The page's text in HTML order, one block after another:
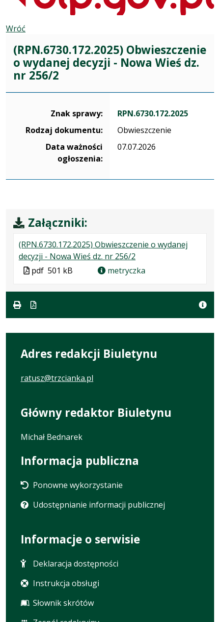
Wróć
(RPN.6730.172.2025) Obwieszczenie
o wydanej decyzji - Nowa Wieś dz.
nr 256/2
Znak sprawy:
RPN.6730.172.2025
Rodzaj dokumentu:
Obwieszczenie
Data ważności
ogłoszenia:
07.07.2026
Załączniki:
(RPN.6730.172.2025) Obwieszczenie o wydanej
decyzji - Nowa Wieś dz. nr 256/2
Plik
formacie:
Rozmiar
501
Otwiera
w
Plik
formacie
pdf 501 kB metryczka
Adres redakcji Biuletynu
ratusz@trzcianka.pl
Główny redaktor Biuletynu
Michał Bednarek
Informacja publiczna
Ponowne wykorzystanie
Udostępnianie informacji publicznej
Informacje o serwisie
Deklaracja dostępności
Instrukcja obsługi
Słownik skrótów